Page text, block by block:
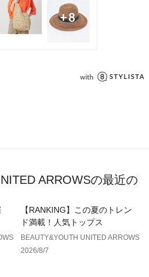
全国のBEAUTY&YOUTH各店舗ま
付けください。
ARROWSの最近の
【RANKING】この夏のトレン
ド満載！人気トップス
BEAUTY&YOUTH UNITED ARROWS
2026/8/7